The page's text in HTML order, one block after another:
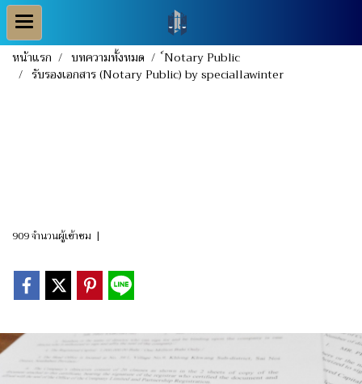
หน้าแรก บทความทั้งหมด
์Notary Public
รับรองเอกสาร (Notary Public) by speciallawinter
909 จำนวนผู้เข้าชม |